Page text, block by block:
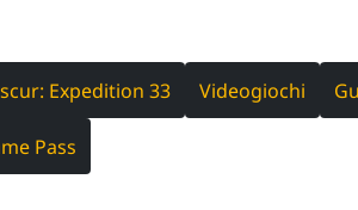
Expedition 33 Videogiochi
Pass